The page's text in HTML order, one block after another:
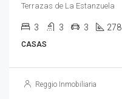
Terrazas de La Estanzuela
3 3 3 278
CASAS
Reggio Inmobiliaria